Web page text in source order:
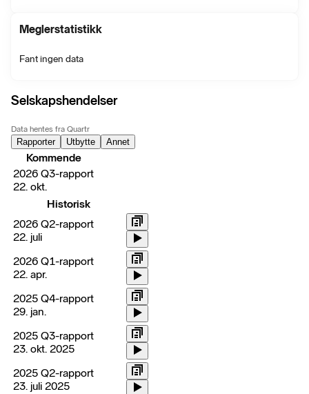
Meglerstatistikk
Fant ingen data
Selskapshendelser
Data hentes fra Quartr
Rapporter Utbytte Annet
Kommende
2026 Q3-rapport
22. okt.
Historisk
2026 Q2-rapport
22. juli
2026 Q1-rapport
22. apr.
2025 Q4-rapport
29. jan.
2025 Q3-rapport
23. okt. 2025
2025 Q2-rapport
23. juli 2025